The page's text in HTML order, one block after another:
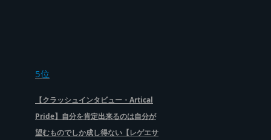
5位
【クラッシュインタビュー・Artical
Pride】自分を肯定出来るのは自分が
望むものでしか成し得ない【レゲエサ